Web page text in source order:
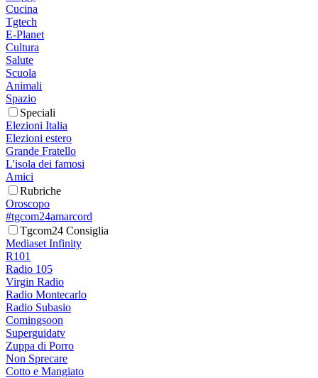
Cucina
Tgtech
E-Planet
Cultura
Salute
Scuola
Animali
Spazio
Speciali
Elezioni Italia
Elezioni estero
Grande Fratello
L'isola dei famosi
Amici
Rubriche
Oroscopo
#tgcom24amarcord
Tgcom24 Consiglia
Mediaset Infinity
R101
Radio 105
Virgin Radio
Radio Montecarlo
Radio Subasio
Comingsoon
Superguidatv
Zuppa di Porro
Non Sprecare
Cotto e Mangiato